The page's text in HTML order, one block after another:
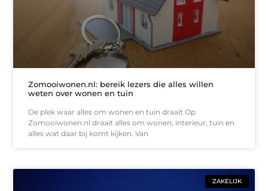
Zomooiwonen.nl: bereik lezers die alles willen
weten over wonen en tuin
De plek waar alles om wonen en tuin draait Op
Zomooiwonen.nl draait alles om wonen, interieur, tuin en
alles wat daar bij komt kijken. Van
ZAKELIJK